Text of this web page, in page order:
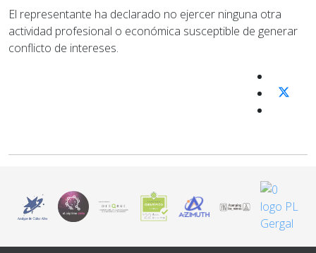
El representante ha declarado no ejercer ninguna otra
actividad profesional o económica susceptible de generar
conflicto de intereses.